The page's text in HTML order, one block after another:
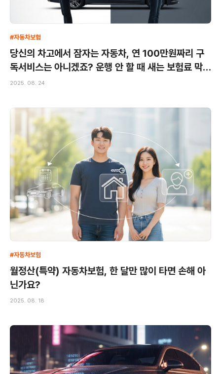
#자동차보험
당신의 차고에서 잠자는 자동차, 연 100만원짜리 구
독서비스는 아니겠죠? 운행 안 할 때 새는 보험료 막는
법
2025. 08. 24
#자동차보험
월정산(특약) 자동차보험, 한 달만 많이 타면 손해 아
닌가요?
2025. 08. 18